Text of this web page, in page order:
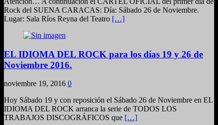
Rock del SUENA CARACAS: Día: Sábado 26 de Noviembre.
Lugar: Sala Ríos Reyna del Teatro […]
EL IDIOMA DEL ROCK para los días 19 y 26 de
Noviembre 2016.
noviembre 19, 2016 0
Hoy Sábado 19 y con reposición el Sábado 26 de Noviembre en EL
IDIOMA DEL ROCK arranca la serie de TODOS LOS
TRABAJOS DISCOGRÁFICOS que […]